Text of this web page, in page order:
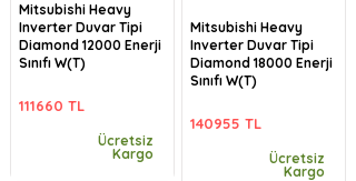
Mitsubishi Heavy
Inverter Duvar Tipi
Diamond 12000 Enerji
Sınıfı W(T)
111660 TL
Ücretsiz
Kargo
Mitsubishi Heavy
Inverter Duvar Tipi
Diamond 18000 Enerji
Sınıfı W(T)
140955 TL
Ücretsiz
Kargo